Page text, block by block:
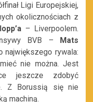
Ligi Europejskiej,
okolicznościach z
– Liverpoolem.
BVB –
Mats
rywala:
nie można. Jest
jeszcze zdobyć
Z Borussią się nie
machiną.